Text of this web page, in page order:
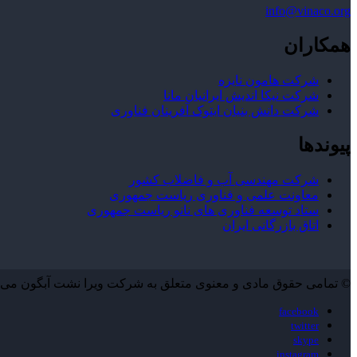
info@vinaco.org
همکاران
شرکت هامون نایزه
شرکت نیکا اندیش ایرانیان مانا
شرکت دانش بنیان ایتوک آفرینان فناوری
پیوندها
شرکت مهندسی آب و فاضلاب کشور
معاونت علمی و فناوری ریاست جمهوری
ستاد توسعه فناوری های نانو ریاست جمهوری
اتاق بازرگانی ایران
© تمامی حقوق مادی و معنوی متعلق به شرکت ویرا نشت آبگون
facebook
twitter
skype
instagram